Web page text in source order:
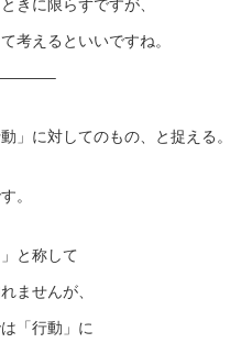
きに限らずですが、
考えるといいですね。
」に対してのもの、と捉える。
。
と称して
ませんが、
「行動」に